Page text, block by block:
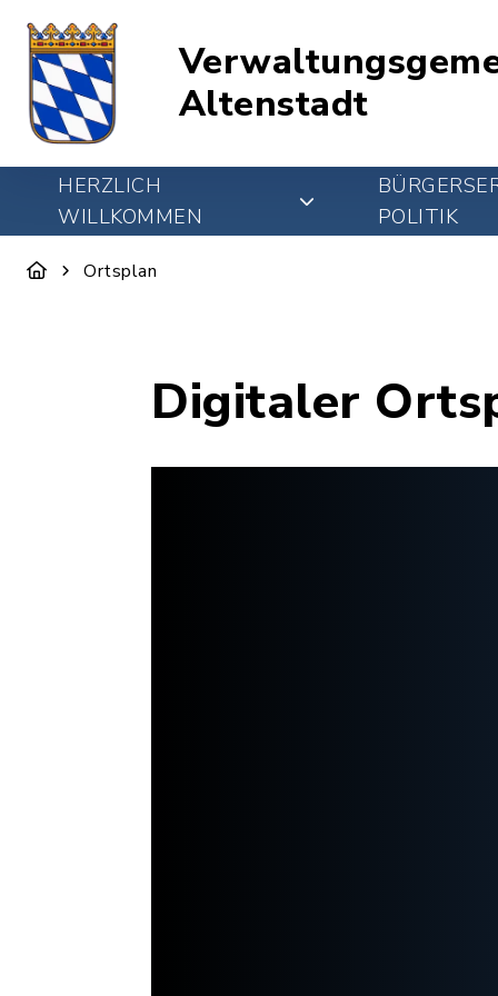
Altenstadt
HERZLICH
WILLKOMMEN
POLITIK
Ortsplan
Digitaler